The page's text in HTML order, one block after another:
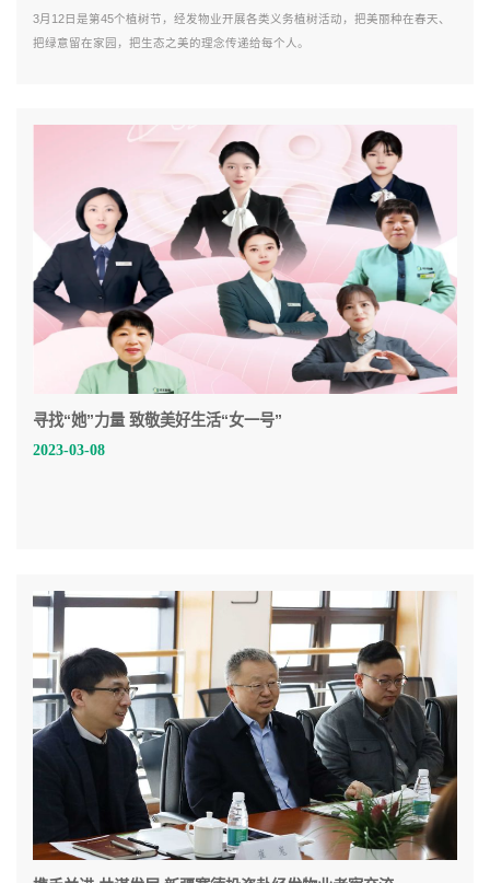
3月12日是第45个植树节，经发物业开展各类义务植树活动，把美丽种在春天、
把绿意留在家园，把生态之美的理念传递给每个人。
寻找“她”力量 致敬美好生活“女一号”
2023-03-08